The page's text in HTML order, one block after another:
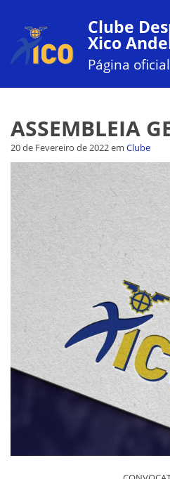
Clube
Xico
Página oficial
ASSEMBLEIA
20 de Fevereiro de 2022em Clube